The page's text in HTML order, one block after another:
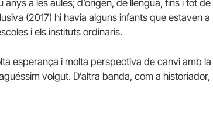
a les aules; d’origen, de llengua, fins i tot de
(2017) hi havia alguns infants que estaven a
i els instituts ordinaris.
esperança i molta perspectiva de canvi amb la
volgut. D’altra banda, com a historiador,